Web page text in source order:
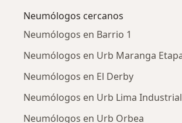
Neumólogos cercanos
Neumólogos en Barrio 1
Neumólogos en Urb Maranga
Neumólogos en El Derby
Neumólogos en Urb Lima Industrial
Neumólogos en Urb Orbea